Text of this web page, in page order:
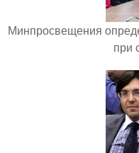
Минпросвещения
при